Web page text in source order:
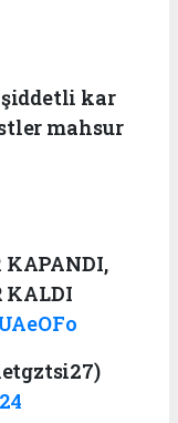
şiddetli kar
mahsur
KAPANDI,
KALDI